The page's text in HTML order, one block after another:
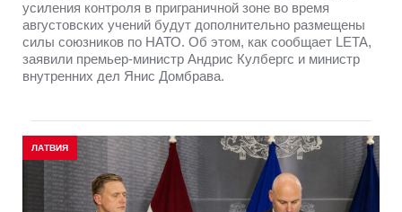
усиления контроля в приграничной зоне во время
августовских учений будут дополнительно размещены
силы союзников по НАТО. Об этом, как сообщает LETA,
заявили премьер-министр Андрис Кулбергс и министр
внутренних дел Янис Домбрава.
ЛАТВИЯ